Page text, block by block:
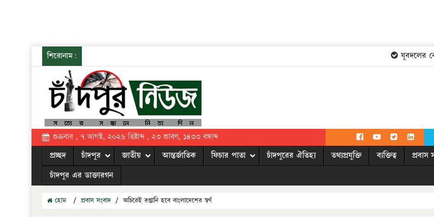
শিরোনাম: যুবদলের
শুক্রবার , ৭ আগস্ট, ২০২৬ খ্রিষ্টাব্দ , ২৩ শ্রাবণ, ১৪৩৩ বঙ্গাব্দ
প্রচ্ছদ চাঁদপুর জাতীয় আন্তর্জাতিক ফিচার পাতা চাঁদপুরের ঐতিহ্য তথ্যপ্রযুক্তি ব্যক্তিত্ব
প্রবাস
চাঁদপুর এর ডাক্তারগন
হোম / প্রবাস সংবাদ / অচিরেই রপ্তানি হবে বাংলাদেশের স্বর্ণ